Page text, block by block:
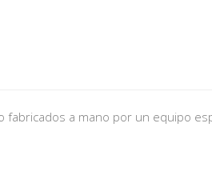
fabricados a mano por un equipo